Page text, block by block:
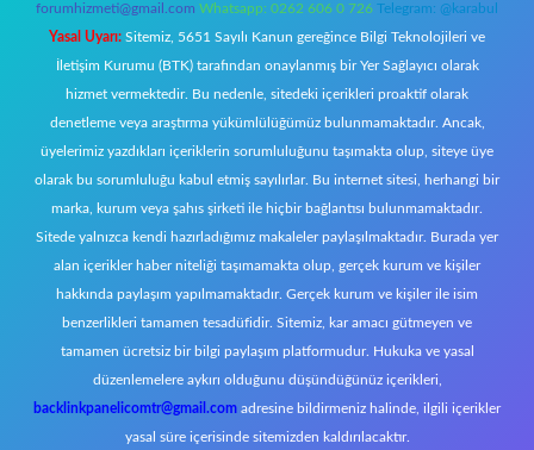
forumhizmeti@gmail.com Whatsapp: 0262 606 0 726 Telegram: @karabul
Yasal Uyarı: Sitemiz, 5651 Sayılı Kanun gereğince Bilgi Teknolojileri ve
İletişim Kurumu (BTK) tarafından onaylanmış bir Yer Sağlayıcı olarak
hizmet vermektedir. Bu nedenle, sitedeki içerikleri proaktif olarak
denetleme veya araştırma yükümlülüğümüz bulunmamaktadır. Ancak,
üyelerimiz yazdıkları içeriklerin sorumluluğunu taşımakta olup, siteye üye
olarak bu sorumluluğu kabul etmiş sayılırlar. Bu internet sitesi, herhangi bir
marka, kurum veya şahıs şirketi ile hiçbir bağlantısı bulunmamaktadır.
Sitede yalnızca kendi hazırladığımız makaleler paylaşılmaktadır. Burada yer
alan içerikler haber niteliği taşımamakta olup, gerçek kurum ve kişiler
hakkında paylaşım yapılmamaktadır. Gerçek kurum ve kişiler ile isim
benzerlikleri tamamen tesadüfidir. Sitemiz, kar amacı gütmeyen ve
tamamen ücretsiz bir bilgi paylaşım platformudur. Hukuka ve yasal
düzenlemelere aykırı olduğunu düşündüğünüz içerikleri,
backlinkpanelicomtr@gmail.com adresine bildirmeniz halinde, ilgili içerikler
yasal süre içerisinde sitemizden kaldırılacaktır.